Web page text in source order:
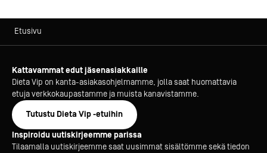
Etusivu
Kattavammat edut jäsenasiakkaille
Dieta Vip on kanta-asiakasohjelmamme, jolla saat huomattavia
etuja verkkokaupastamme ja muista kanavistamme.
Tutustu Dieta Vip -etuihin
Inspiroidu uutiskirjeemme parissa
Tilaamalla uutiskirjeemme saat uusimmat sisältömme sekä tiedon